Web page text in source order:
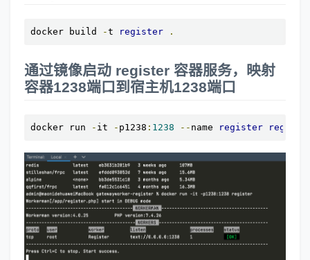
docker build -t register .
通过镜像启动 register 容器服务，映射
容器1238端口到宿主机1238端口
docker run - it - p1238 : 1238 -- name register